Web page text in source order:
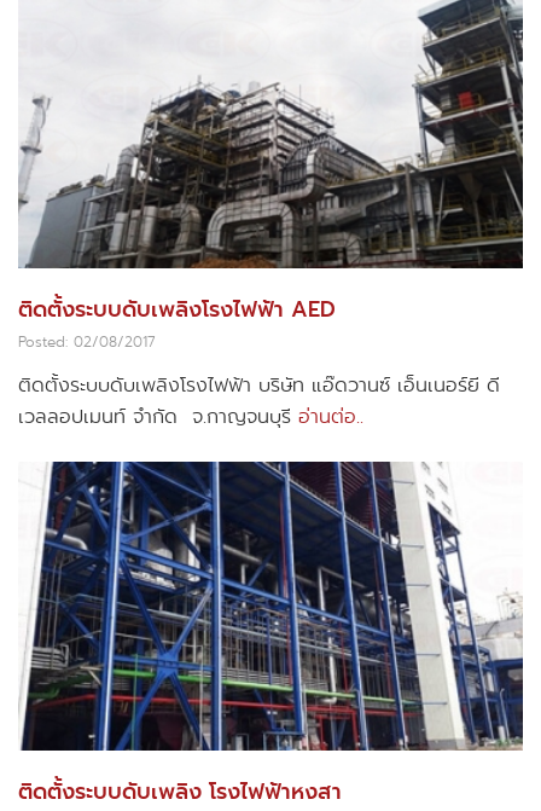
ติดตั้งระบบดับเพลิงโรงไฟฟ้า AED
Posted: 02/08/2017
ติดตั้งระบบดับเพลิงโรงไฟฟ้า บริษัท แอ๊ดวานซ์ เอ็นเนอร์ยี ดี
เวลลอปเมนท์ จำกัด จ.กาญจนบุรี อ่านต่อ..
ติดตั้งระบบดับเพลิง โรงไฟฟ้าหงสา